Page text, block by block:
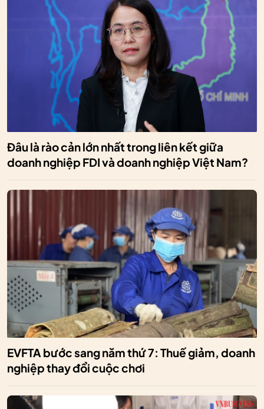
Đâu là rào cản lớn nhất trong liên kết giữa
doanh nghiệp FDI và doanh nghiệp Việt Nam?
EVFTA bước sang năm thứ 7: Thuế giảm, doanh
nghiệp thay đổi cuộc chơi